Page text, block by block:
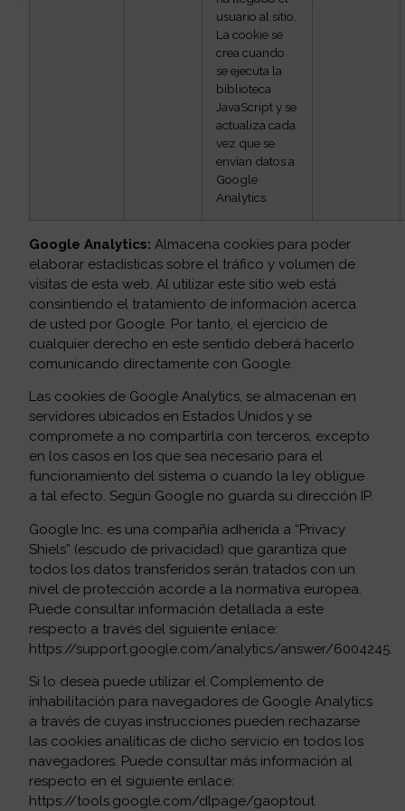
usuario al sitio.
La cookie se
crea cuando
se ejecuta la
biblioteca
JavaScript y se
actualiza cada
vez que se
envían datos a
Google
Analytics.
Google Analytics: Almacena cookies para poder
elaborar estadísticas sobre el tráfico y volumen de
visitas de esta web. Al utilizar este sitio web está
consintiendo el tratamiento de información acerca
de usted por Google. Por tanto, el ejercicio de
cualquier derecho en este sentido deberá hacerlo
comunicando directamente con Google.
Las cookies de Google Analytics, se almacenan en
servidores ubicados en Estados Unidos y se
compromete a no compartirla con terceros, excepto
en los casos en los que sea necesario para el
funcionamiento del sistema o cuando la ley obligue
a tal efecto. Según Google no guarda su dirección IP.
Google Inc. es una compañía adherida a “Privacy
Shiels” (escudo de privacidad) que garantiza que
todos los datos transferidos serán tratados con un
nivel de protección acorde a la normativa europea.
Puede consultar información detallada a este
respecto a través del siguiente enlace:
https://support.google.com/analytics/answer/6004245.
Si lo desea puede utilizar el Complemento de
inhabilitación para navegadores de Google Analytics
a través de cuyas instrucciones pueden rechazarse
las cookies analíticas de dicho servicio en todos los
navegadores. Puede consultar más información al
respecto en el siguiente enlace:
https://tools.google.com/dlpage/gaoptout